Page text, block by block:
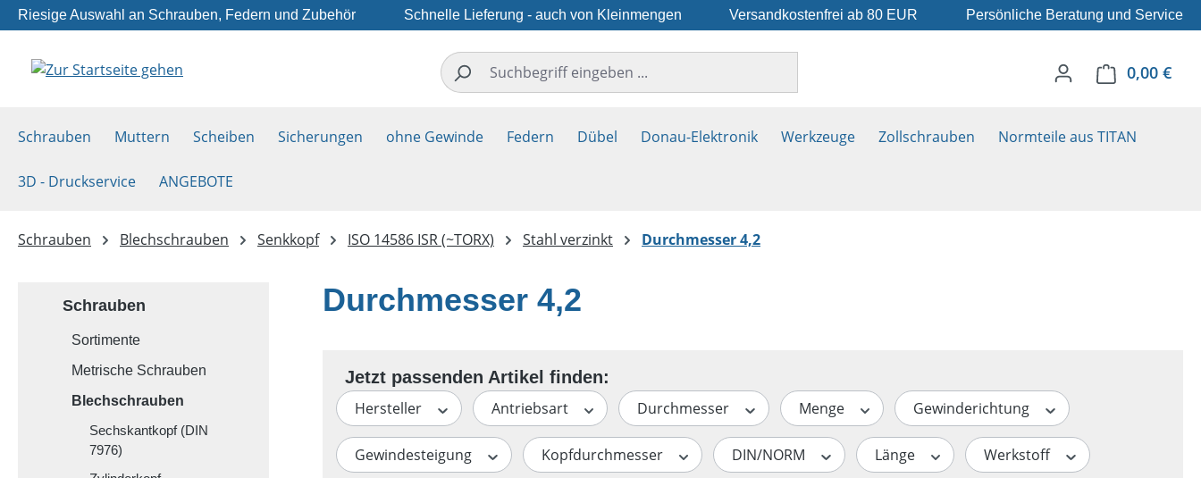
Hauptinhalt springen
Zur Suche springen
Zur Hauptnavigation springen
Riesige Auswahl an Schrauben, Federn und Zubehör Schnelle Lieferung - auch von Kleinmengen Versandkostenfrei ab 80 EUR Persönliche Beratung und Service
0,00 €
Schrauben Muttern Scheiben Sicherungen ohne Gewinde Federn Dübel Donau-Elektronik Werkzeuge Zollschrauben Normteile aus TITAN
3D - Druckservice ANGEBOTE
Schrauben Blechschrauben Senkkopf ISO 14586 ISR (~TORX) Stahl verzinkt Durchmesser 4,2
Schrauben
Sortimente
Metrische Schrauben
Blechschrauben
Sechskantkopf (DIN
7976)
Durchmesser 4,2
Hersteller Antriebsart Durchmesser Menge Gewinderichtung
Gewindesteigung Kopfdurchmesser DIN/NORM Länge Werkstoff